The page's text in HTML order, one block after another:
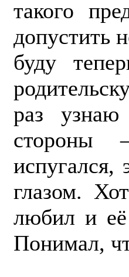
такого
допустить
буду
раз
стороны
глазом.
любил и её
Понимал,